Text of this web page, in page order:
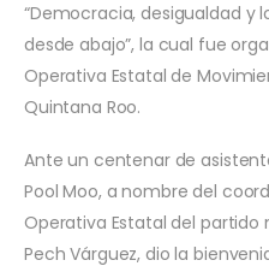
“Democracia, desigualdad y
desde abajo”, la cual fue
Operativa Estatal de
Quintana Roo.
Ante un centenar de
Pool Moo, a nombre del
Operativa Estatal del partido
Pech Várguez, dio la